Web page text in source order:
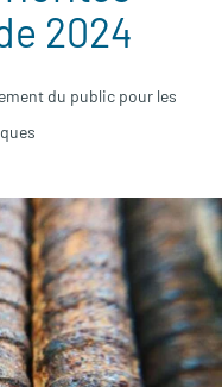
2024
du public pour les